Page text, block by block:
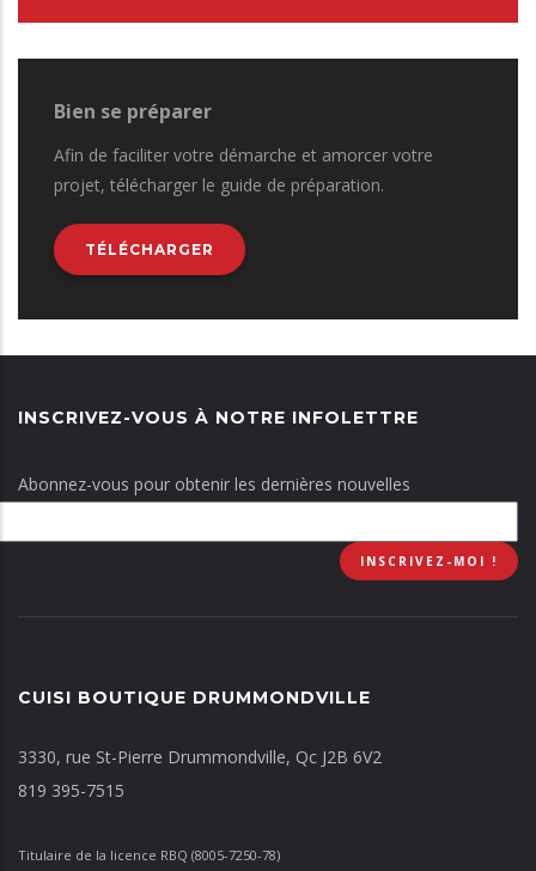
Bien se préparer
Afin de faciliter votre démarche et amorcer votre
projet, télécharger le guide de préparation.
TÉLÉCHARGER
INSCRIVEZ-VOUS À NOTRE INFOLETTRE
Abonnez-vous pour obtenir les dernières nouvelles
CUISI BOUTIQUE DRUMMONDVILLE
3330, rue St-Pierre Drummondville, Qc J2B 6V2
819 395-7515
Titulaire de la licence RBQ (8005-7250-78)